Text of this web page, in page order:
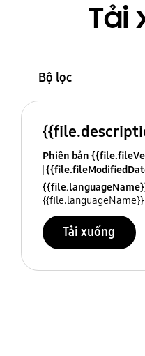
Tải
Bộ lọc
Phiên bản
{{file.languageName}}
Tải xuống